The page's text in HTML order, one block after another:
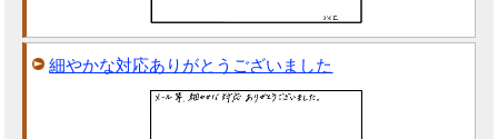
細やかな対応ありがとうございました